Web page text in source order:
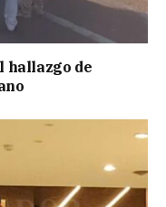
hallazgo de